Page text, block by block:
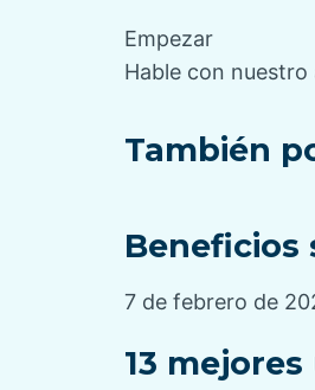
Empezar
Hable con nuestro
También
Beneficios
7 de febrero de
13